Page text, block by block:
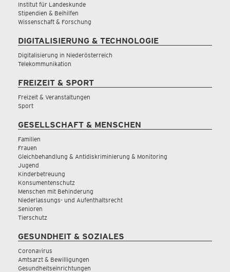
Institut für Landeskunde
Stipendien & Beihilfen
Wissenschaft & Forschung
DIGITALISIERUNG & TECHNOLOGIE
Digitalisierung in Niederösterreich
Telekommunikation
FREIZEIT & SPORT
Freizeit & Veranstaltungen
Sport
GESELLSCHAFT & MENSCHEN
Familien
Frauen
Gleichbehandlung & Antidiskriminierung & Monitoring
Jugend
Kinderbetreuung
Konsumentenschutz
Menschen mit Behinderung
Niederlassungs- und Aufenthaltsrecht
Senioren
Tierschutz
GESUNDHEIT & SOZIALES
Coronavirus
Amtsarzt & Bewilligungen
Gesundheitseinrichtungen